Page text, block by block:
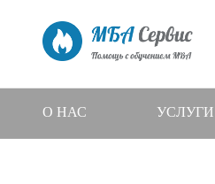
О НАС УСЛУГИ